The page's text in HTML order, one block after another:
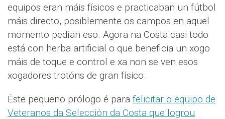
equipos eran máis físicos e practicaban un fútbol
máis directo, posiblemente os campos en aquel
momento pedían eso. Agora na Costa casi todo
está con herba artificial o que beneficia un xogo
máis de toque e control e xa non se ven esos
xogadores trotóns de gran físico.
Éste pequeno prólogo é para felicitar o equipo de
Veteranos da Selección da Costa que logrou